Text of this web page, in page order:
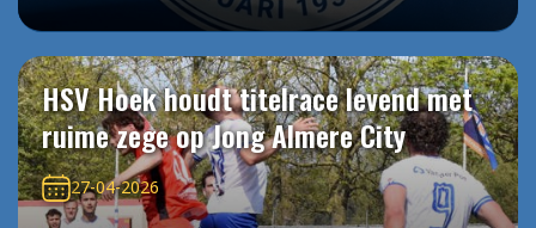
HSV Hoek houdt titelrace levend met
ruime zege op Jong Almere City
27-04-2026